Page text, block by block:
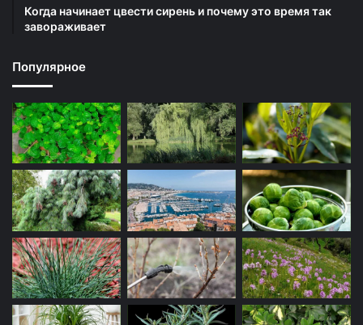
Когда начинает цвести сирень и почему это время так
завораживает
Популярное